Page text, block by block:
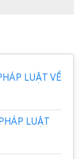
LUẬT VỀ
LUẬT